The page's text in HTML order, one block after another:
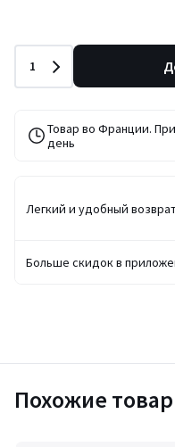
Количество
1
Товар во Франции.
день
Легкий и удобный
Больше скидок в
Похожие